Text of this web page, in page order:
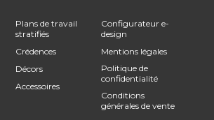
Plans de travail
stratifiés
Crédences
Décors
Accessoires
Configurateur e-
design
Mentions légales
Politique de
confidentialité
Conditions
générales de vente